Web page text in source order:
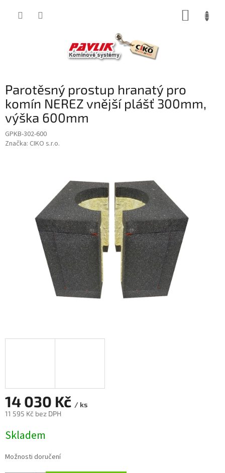
Parotěsný prostup hranatý pro
komín NEREZ vnější plášť 300mm,
výška 600mm
GPKB-302-600
Značka: CIKO s.r.o.
14 030 Kč / ks
11 595 Kč bez DPH
cena:
Skladem
Možnosti doručení